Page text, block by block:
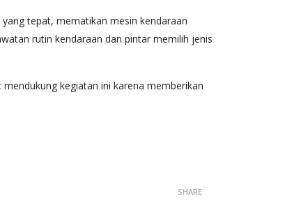
tepat, mematikan mesin kendaraan
rutin kendaraan dan pintar memilih jenis
kegiatan ini karena memberikan
SHARE